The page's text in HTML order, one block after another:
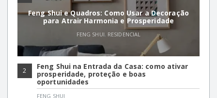
Feng Shui e Quadros: Como Usar a Decoração
para Atrair Harmonia e Prosperidade
FENG SHUI, RESIDENCIAL
2
Feng Shui na Entrada da Casa: como ativar
prosperidade, proteção e boas
oportunidades
FENG SHUI